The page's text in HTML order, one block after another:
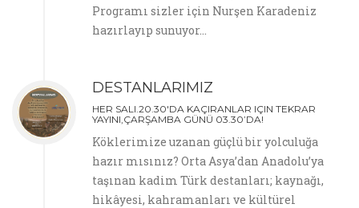
Programı sizler için Nurşen Karadeniz
hazırlayıp sunuyor…
DESTANLARIMIZ
HER SALI.20.30'DA KAÇIRANLAR IÇIN TEKRAR
YAYINI,ÇARŞAMBA GÜNÜ 03.30’DA!
Köklerimize uzanan güçlü bir yolculuğa
hazır mısınız? Orta Asya’dan Anadolu’ya
taşınan kadim Türk destanları; kaynağı,
hikâyesi, kahramanları ve kültürel